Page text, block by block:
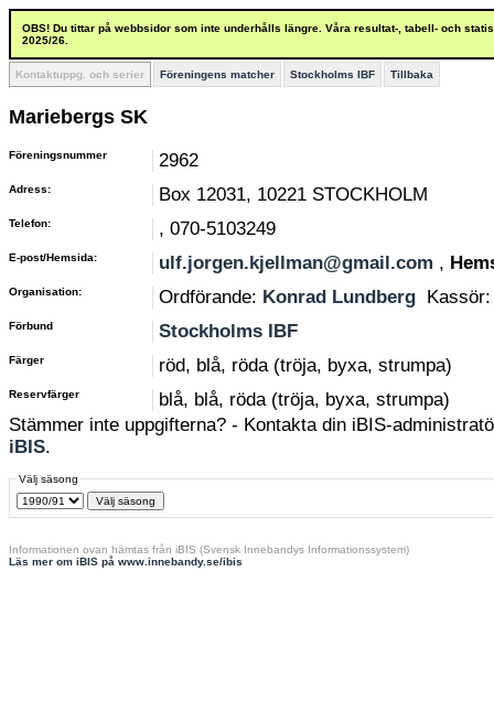
OBS! Du tittar på webbsidor som inte underhålls längre. Våra resultat-, tabell- och
2025/26.
Kontaktuppg. och serier Föreningens matcher Stockholms IBF Tillbaka
Mariebergs SK
Föreningsnummer 2962
Adress: Box 12031, 10221 STOCKHOLM
Telefon: , 070-5103249
E-post/Hemsida: ulf.jorgen.kjellman@gmail.com ,
Organisation: Ordförande: Konrad Lundberg
Förbund Stockholms IBF
Färger röd, blå, röda (tröja, byxa, strumpa)
Reservfärger
blå, blå, röda (tröja, byxa, strumpa)
Stämmer inte uppgifterna? - Kontakta din iBIS-
iBIS.
Välj säsong
Informationen ovan hämtas från iBIS (Svensk Innebandys Informationssystem)
Läs mer om iBIS på www.innebandy.se/ibis